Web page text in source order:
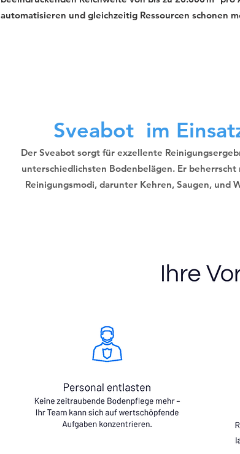
automatisieren und gleichzeitig Ressourcen schonen
Sveabot im
Der Sveabot sorgt für exzellente
unterschiedlichsten Bodenbelägen. Er beherrscht
Reinigungsmodi, darunter Kehren, Saugen, und